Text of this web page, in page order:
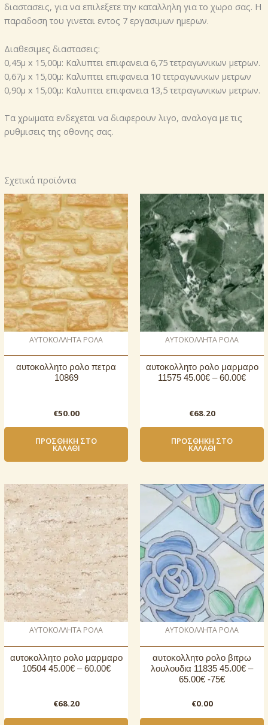
διαστασεις, για να επιλεξετε την καταλληλη για το χωρο σας. Η
παραδοση του γινεται εντος 7 εργασιμων ημερων.
Διαθεσιμες διαστασεις:
0,45μ x 15,00μ: Καλυπτει επιφανεια 6,75 τετραγωνικων μετρων.
0,67μ x 15,00μ: Καλυπτει επιφανεια 10 τετραγωνικων μετρων
0,90μ x 15,00μ: Καλυπτει επιφανεια 13,5 τετραγωνικων μετρων.
Τα χρωματα ενδεχεται να διαφερουν λιγο, αναλογα με τις
ρυθμισεις της οθονης σας.
Σχετικά προϊόντα
AΥΤΟΚΟΛΛΗΤΑ ΡΟΛΑ
αυτοκoλλητο ρολo πετρα
10869
€50.00
ΠΡΟΣΘΉΚΗ ΣΤΟ
ΚΑΛΆΘΙ
AΥΤΟΚΟΛΛΗΤΑ ΡΟΛΑ
αυτοκoλλητο ρολo μαρμαρο
11575 45.00€ – 60.00€
€68.20
ΠΡΟΣΘΉΚΗ ΣΤΟ
ΚΑΛΆΘΙ
AΥΤΟΚΟΛΛΗΤΑ ΡΟΛΑ
αυτοκoλλητο ρολo μαρμαρο
10504 45.00€ – 60.00€
€68.20
AΥΤΟΚΟΛΛΗΤΑ ΡΟΛΑ
αυτοκoλλητο ρολo βιτρω
λουλουδια 11835 45.00€ –
65.00€ -75€
€0.00